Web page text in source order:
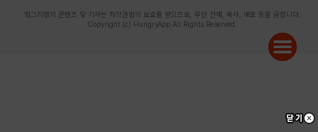
헝그리앱의 콘텐츠 및 기사는 저작권법의 보호를 받으므로, 무단 전재, 복사, 배포 등을 금합니다.
Copyright (c) HungryApp All Rights Reserved.